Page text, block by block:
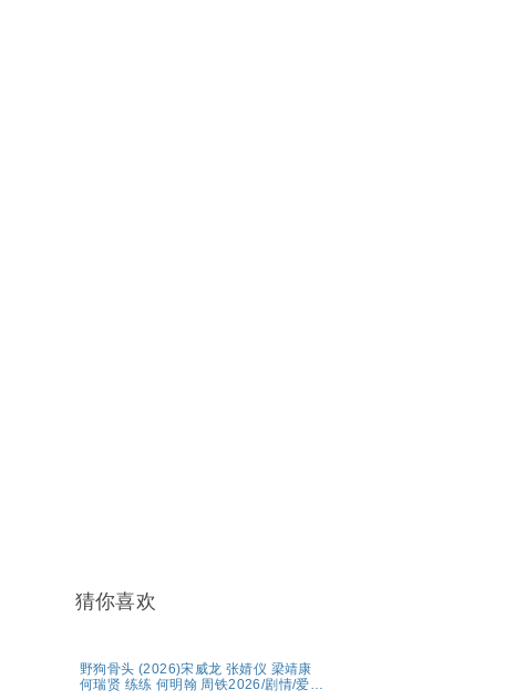
猜你喜欢
野狗骨头 (2026)宋威龙 张婧仪 梁靖康
何瑞贤 练练 何明翰 周铁2026/剧情/爱